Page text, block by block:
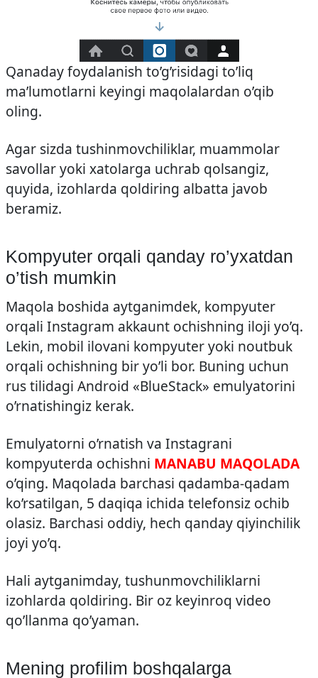
Qanaday foydalanish to’g’risidagi to’liq
ma’lumotlarni keyingi maqolalardan o’qib
oling.
Agar sizda tushinmovchiliklar, muammolar
savollar yoki xatolarga uchrab qolsangiz,
quyida, izohlarda qoldiring albatta javob
beramiz.
Kompyuter orqali qanday ro’yxatdan
o’tish mumkin
Maqola boshida aytganimdek, kompyuter
orqali Instagram akkaunt ochishning iloji yo’q.
Lekin, mobil ilovani kompyuter yoki noutbuk
orqali ochishning bir yo’li bor. Buning uchun
rus tilidagi Android «BlueStack» emulyatorini
o’rnatishingiz kerak.
Emulyatorni o’rnatish va Instagrani
kompyuterda ochishni MANABU MAQOLADA
o’qing. Maqolada barchasi qadamba-qadam
ko’rsatilgan, 5 daqiqa ichida telefonsiz ochib
olasiz. Barchasi oddiy, hech qanday qiyinchilik
joyi yo’q.
Hali aytganimday, tushunmovchiliklarni
izohlarda qoldiring. Bir oz keyinroq video
qo’llanma qo’yaman.
Mening profilim boshqalarga